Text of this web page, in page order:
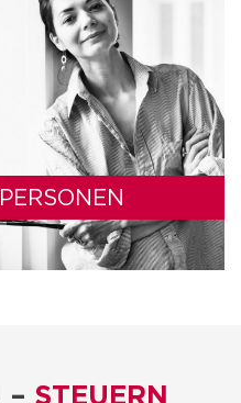
– STEUERN